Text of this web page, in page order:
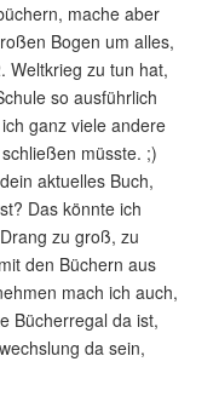
mache aber
Bogen um alles,
Weltkrieg zu tun hat,
so ausführlich
ganz viele andere
müsste. ;)
aktuelles Buch,
Das könnte ich
zu groß, zu
den Büchern aus
mach ich auch,
Bücherregal da ist,
da sein,